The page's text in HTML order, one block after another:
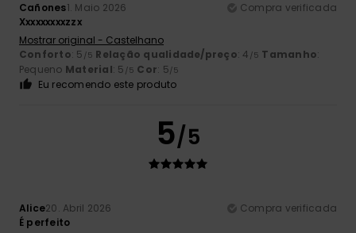
Cañones1. Maio 2026
Compra verificada
Xxxxxxxxxzzx
Mostrar original - Castelhano
Conforto: 5 /5 Relação qualidade/preço: 4 /5 Tamanho:
Pequeno Material: 5 /5 Cor: 5/5
Eu recomendo este produto
5/5
Alice20. Abril 2026
Compra verificada
É perfeito